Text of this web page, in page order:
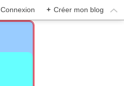
Connexion + Créer mon blog